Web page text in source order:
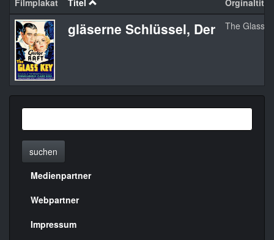
Filmplakat Titel Orginaltitel
gläserne Schlüssel, Der The Glass
suchen
Menülinks
rechte
Seite
Medienpartner
Webpartner
Impressum